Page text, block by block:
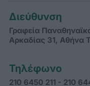
Διεύθυνση
Γραφεία
Αρκαδίας 31, Αθήνα
Τηλέφωνο
210 6450 211 - 210